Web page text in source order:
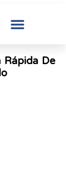
Rápida De